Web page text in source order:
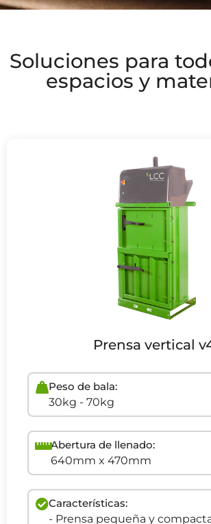
Soluciones para
espacios y
Prensa vertical
Peso de bala:
30kg - 70kg
Abertura de llenado:
640mm x 470mm
Características:
- Prensa pequeña y